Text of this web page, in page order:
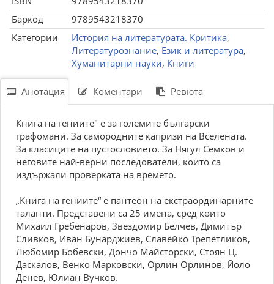
Баркод
9789543218370
Категории
История на литературата. Критика,
Литературознание, Език и литература,
Хуманитарни науки, Книги
Анотация Коментари Ревюта
Книга на гениите" е за големите български
графомани. За самородните капризи на Вселената.
За класиците на пустословието. За Нягул Семков и
неговите най-верни последователи, които са
издържали проверката на времето.
„Книга на гениите“ е пантеон на екстраординарните
таланти. Представени са 25 имена, сред които
Михаил Гребенаров, Звездомир Белчев, Димитър
Сливков, Иван Бунарджиев, Славейко Трепетликов,
Любомир Бобевски, Дончо Майсторски, Стоян Ц.
Даскалов, Венко Марковски, Орлин Орлинов, Йоло
Денев, Юлиан Вучков.